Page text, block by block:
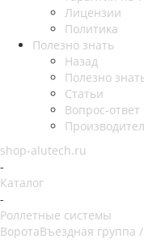
Лицензии
Политика
Полезно знать
Назад
Полезно
Статьи
Вопрос-ответ
shop-alutech.ru
-
Каталог
-
Роллетные системы
ВоротаВъездная группа